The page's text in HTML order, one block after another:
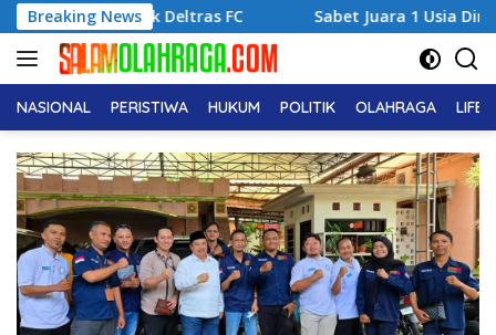
Langsung
ke
konten
Breaking News
untuk Deltras FC Sabet Juara 1 Usia Dini, Adena
NASIONAL PERISTIWA HUKUM POLITIK OLAHRAGA